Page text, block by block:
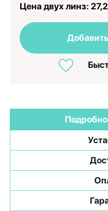
Цена двух линз: